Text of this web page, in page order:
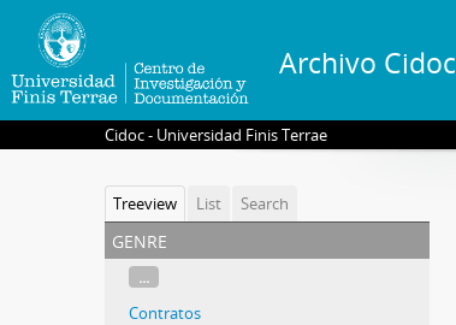
Archivo Cidoc
Cidoc - Universidad Finis Terrae
Treeview List Search
genre
...
Contratos